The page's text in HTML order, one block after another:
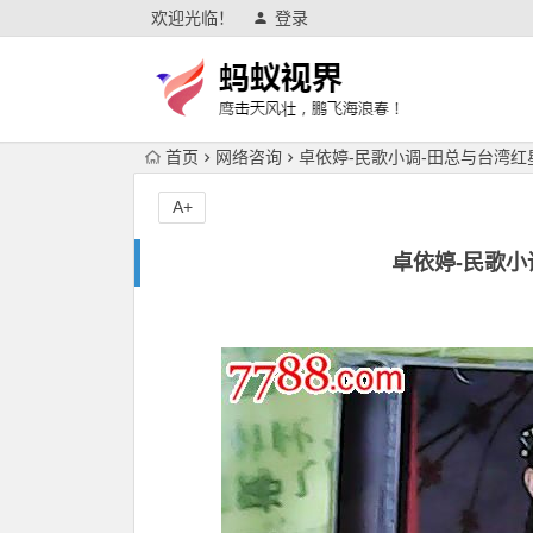
欢迎光临！ 登录
首页 网络咨询 卓依婷-民歌小调-田总与台湾红
卓依婷-民歌
A+